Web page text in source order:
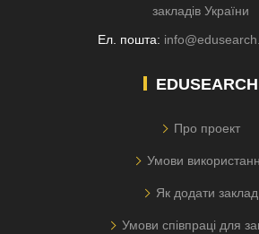
закладів України
Ел. пошта:
EDUSEARCH
Про проект
Умови
Як додати заклад
Умови співпраці для